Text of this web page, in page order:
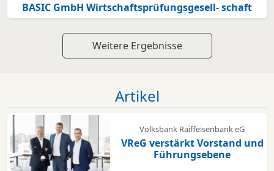
BASIC GmbH Wirtschaftsprüfungsgesell- schaft
Weitere Ergebnisse
Artikel
Volksbank Raiffeisenbank eG
VReG verstärkt Vorstand und
Führungsebene